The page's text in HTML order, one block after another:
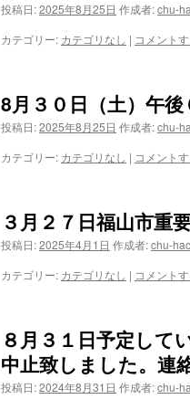
投稿日:2025年8月25日 作成者:chu-
カテゴリー: カテゴリなし | コメント
8月３０日（土）午
投稿日:2025年8月25日 作成者:chu-
カテゴリー: カテゴリなし | コメント
３月２７日福山市重
投稿日:2025年4月1日 作成者:chu-
カテゴリー: カテゴリなし | コメント
８月３１日予定して
中止致しました。連
投稿日:2024年8月31日 作成者:chu-